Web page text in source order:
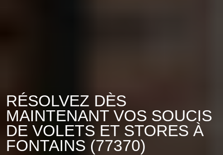
RÉSOLVEZ DÈS
MAINTENANT VOS SOUCIS
DE VOLETS ET STORES À
FONTAINS (77370)